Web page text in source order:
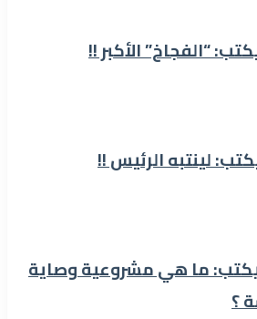
“الفجاخ” الأكبر !!
لينتبه الرئيس !!
يكتب: ما هي مشروعية وصاية
؟